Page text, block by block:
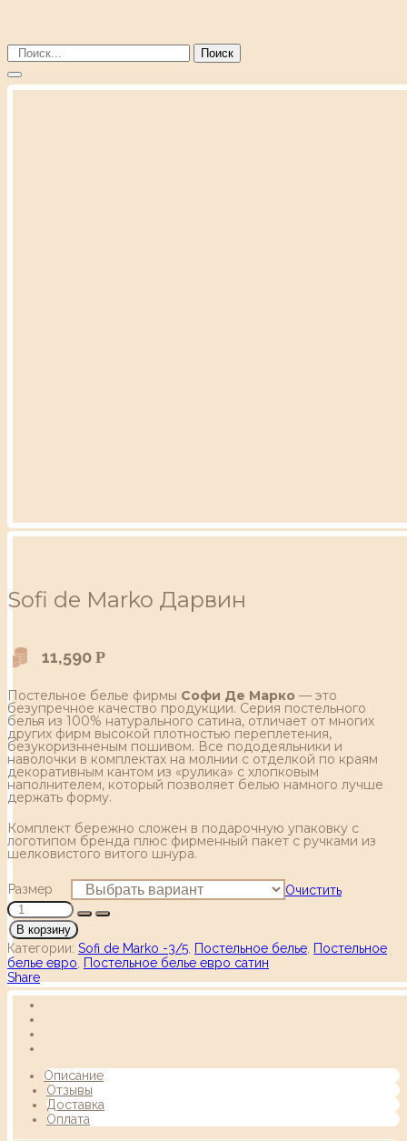
Поиск
Sofi de Marko Дарвин
11,590 Р
Постельное белье фирмы Софи Де Марко — это
безупречное качество продукции. Серия постельного
белья из 100% натурального сатина, отличает от многих
других фирм высокой плотностью переплетения,
безукоризнненым пошивом. Все пододеяльники и
наволочки в комплектах на молнии с отделкой по краям
декоративным кантом из «рулика» с хлопковым
наполнителем, который позволяет белью намного лучше
держать форму.
Комплект бережно сложен в подарочную упаковку с
логотипом бренда плюс фирменный пакет с ручками из
шелковистого витого шнура.
Размер Очистить
В корзину
Категории: Sofi de Marko -3/5 Постельное белье Постельное
белье евро
Постельное белье евро сатин
Share
Описание
Отзывы
Доставка
Оплата